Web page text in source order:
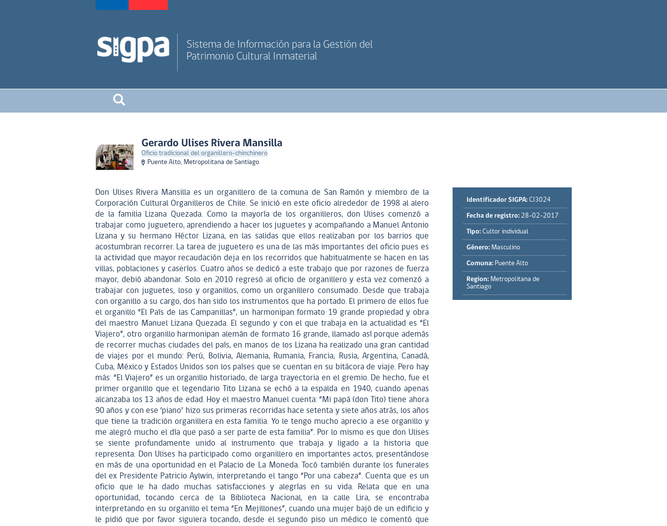
Sistema de Información para la Gestión del
Patrimonio Cultural Inmaterial
Gerardo Ulises Rivera Mansilla
Oficio tradicional del organillero-chinchinero
Puente Alto, Metropolitana de Santiago
Don Ulises Rivera Mansilla es un organillero de la comuna de San Ramón y miembro de la
Corporación Cultural Organilleros de Chile. Se inició en este oficio alrededor de 1998 al alero
de la familia Lizana Quezada. Como la mayoría de los organilleros, don Ulises comenzó a
trabajar como juguetero, aprendiendo a hacer los juguetes y acompañando a Manuel Antonio
Lizana y su hermano Héctor Lizana, en las salidas que ellos realizaban por los barrios que
acostumbran recorrer. La tarea de juguetero es una de las más importantes del oficio pues es
la actividad que mayor recaudación deja en los recorridos que habitualmente se hacen en las
villas, poblaciones y caseríos. Cuatro años se dedicó a este trabajo que por razones de fuerza
mayor, debió abandonar. Solo en 2010 regresó al oficio de organillero y esta vez comenzó a
trabajar con juguetes, loso y organillos, como un organillero consumado. Desde que trabaja
con organillo a su cargo, dos han sido los instrumentos que ha portado. El primero de ellos fue
el organillo “El País de las Campanillas”, un harmonipan formato 19 grande propiedad y obra
del maestro Manuel Lizana Quezada. El segundo y con el que trabaja en la actualidad es “El
Viajero”, otro organillo harmonipan alemán de formato 16 grande, llamado así porque además
de recorrer muchas ciudades del país, en manos de los Lizana ha realizado una gran cantidad
de viajes por el mundo: Perú, Bolivia, Alemania, Rumania, Francia, Rusia, Argentina, Canadá,
Cuba, México y Estados Unidos son los países que se cuentan en su bitácora de viaje. Pero hay
más: “El Viajero” es un organillo historiado, de larga trayectoria en el gremio. De hecho, fue el
primer organillo que el legendario Tito Lizana se echó a la espalda en 1940, cuando apenas
alcanzaba los 13 años de edad. Hoy el maestro Manuel cuenta: “Mi papá (don Tito) tiene ahora
90 años y con ese ‘piano’ hizo sus primeras recorridas hace setenta y siete años atrás, los años
que tiene la tradición organillera en esta familia. Yo le tengo mucho aprecio a ese organillo y
me alegró mucho el día que pasó a ser parte de esta familia”. Por lo mismo es que don Ulises
se siente profundamente unido al instrumento que trabaja y ligado a la historia que
representa. Don Ulises ha participado como organillero en importantes actos, presentándose
en más de una oportunidad en el Palacio de La Moneda. Tocó también durante los funerales
del ex Presidente Patricio Aylwin, interpretando el tango “Por una cabeza”. Cuenta que es un
oficio que le ha dado muchas satisfacciones y alegrías en su vida. Relata que en una
oportunidad, tocando cerca de la Biblioteca Nacional, en la calle Lira, se encontraba
interpretando en su organillo el tema “En Mejillones”, cuando una mujer bajó de un edificio y
le pidió que por favor siguiera tocando, desde el segundo piso un médico le comentó que
Identificador SIGPA: CI3024
Fecha de registro: 28-02-2017
Tipo: Cultor individual
Género: Masculino
Comuna: Puente Alto
Region: Metropolitana de
Santiago